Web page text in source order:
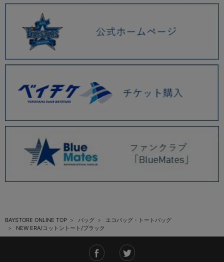
BAYSTORE ONLINE TOP バッグ
エコバッグ・トートバッグ
NEW ERA/コットントート/ブラック